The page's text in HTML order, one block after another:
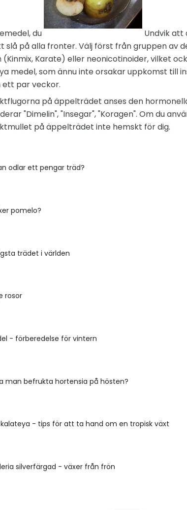
du
Undvik att
slå på alla fronter. Välj först från gruppen av
Karate) eller neonicotinoider, vilket
medel, som ännu inte orsakar uppkomst till
ett par veckor.
på äppelträdet anses den
"Dimelin", "Insegar", "Koragen". Om du
på äppelträdet inte hemskt för dig.
odlar ett pengar träd?
pomelo?
trädet i världen
rosor
- förberedelse för vintern
man befrukta hortensia på hösten?
kalateya - tips för att ta hand om en tropisk växt
silverfärgad - växer från frön